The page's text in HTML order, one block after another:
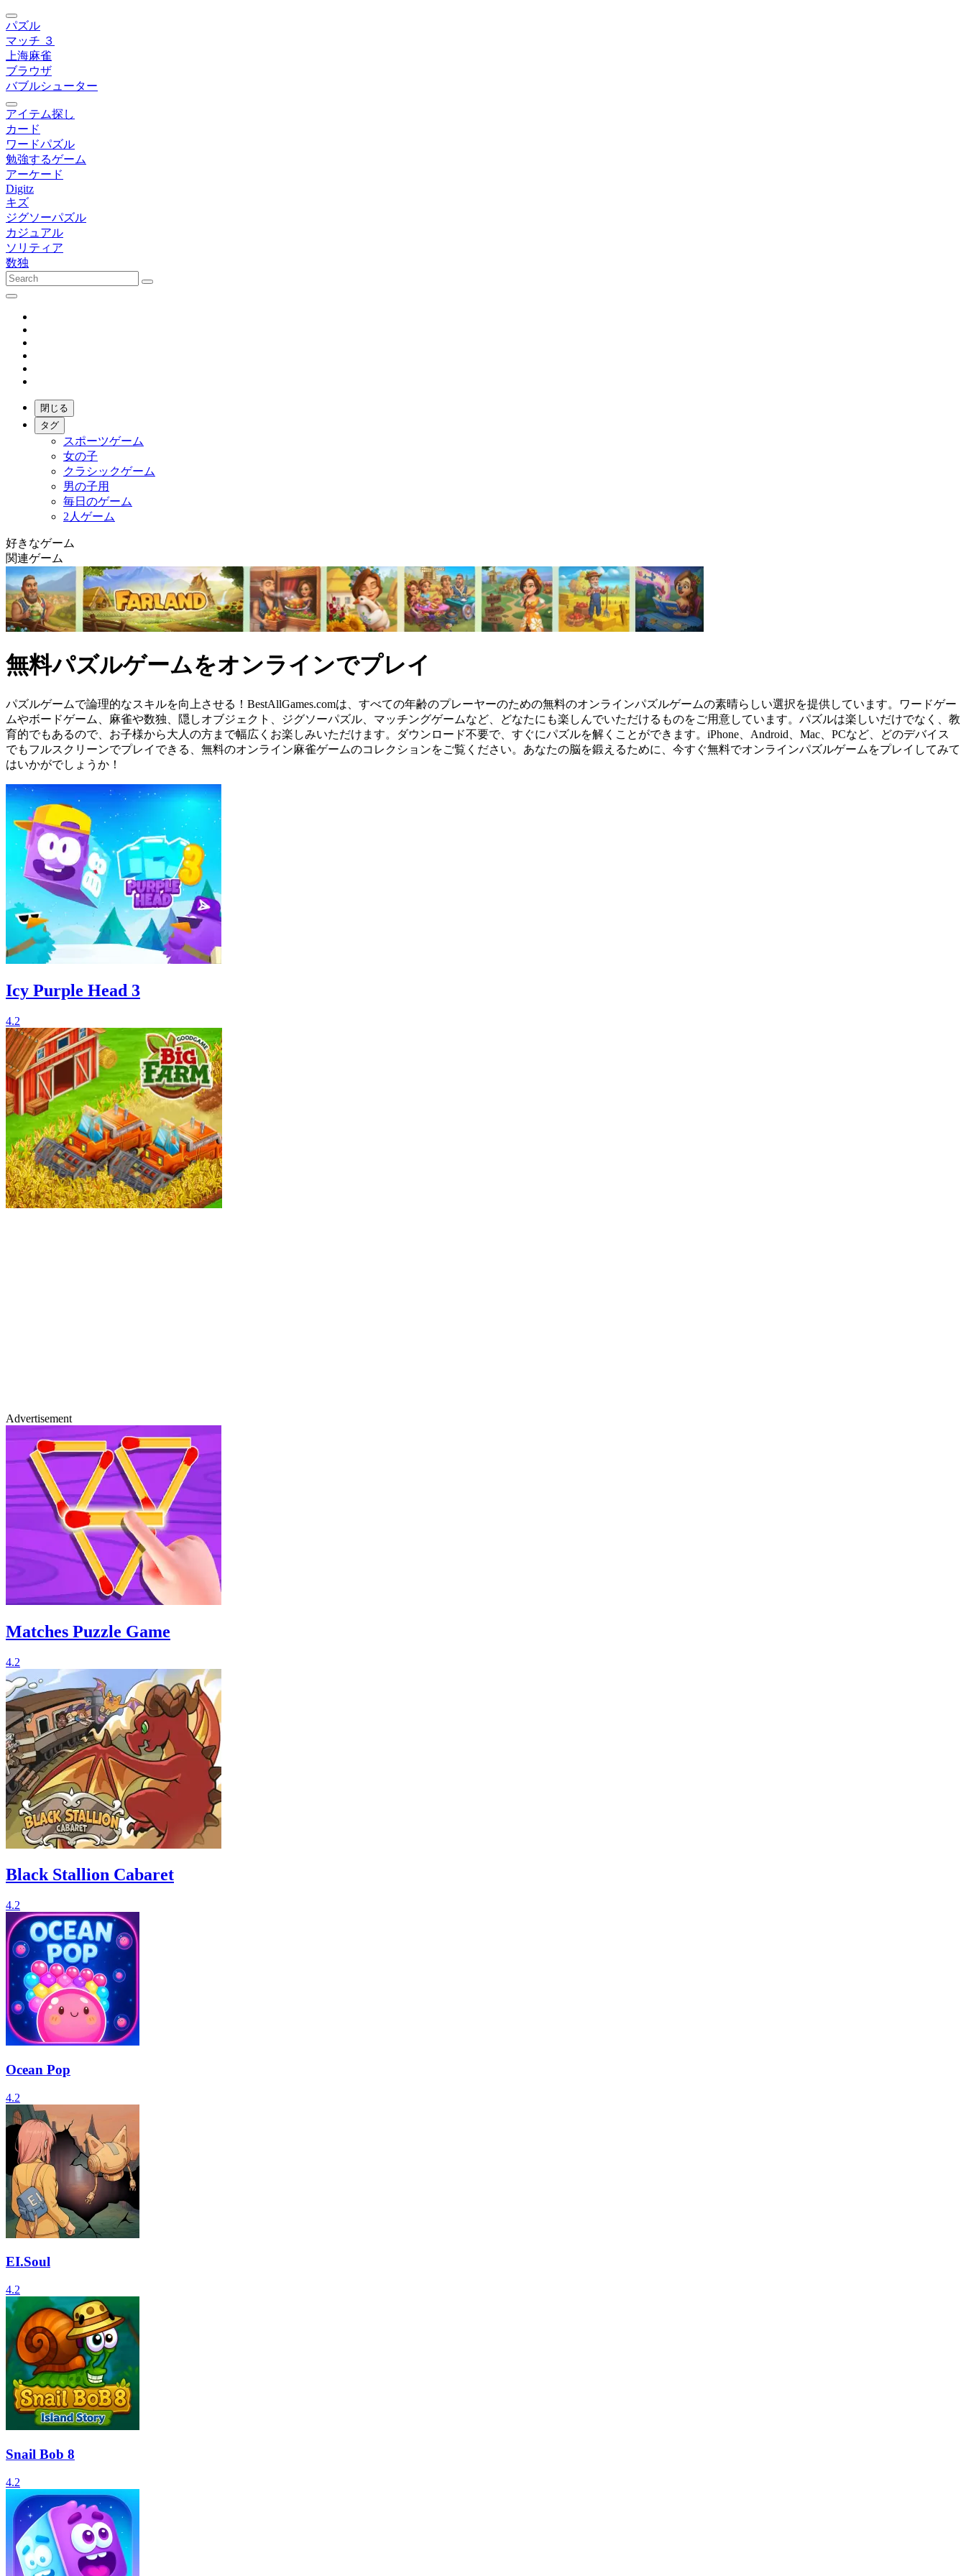
パズル
マッチ ３
上海麻雀
ブラウザ
バブルシューター
アイテム探し
カード
ワードパズル
勉強するゲーム
アーケード
Digitz
キズ
ジグソーパズル
カジュアル
ソリティア
数独
閉じる
タグ
スポーツゲーム
女の子
クラシックゲーム
男の子用
毎日のゲーム
2人ゲーム
好きなゲーム
関連ゲーム
無料パズルゲームをオンラインでプレイ
パズルゲームで論理的なスキルを向上させる！BestAllGames.comは、すべての年齢のプレーヤーのための無料のオンラインパズルゲームの素晴らしい選択を提供しています。ワードゲー
ムやボードゲーム、麻雀や数独、隠しオブジェクト、ジグソーパズル、マッチングゲームなど、どなたにも楽しんでいただけるものをご用意しています。パズルは楽しいだけでなく、教
育的でもあるので、お子様から大人の方まで幅広くお楽しみいただけます。ダウンロード不要で、すぐにパズルを解くことができます。iPhone、Android、Mac、PCなど、どのデバイス
でもフルスクリーンでプレイできる、無料のオンライン麻雀ゲームのコレクションをご覧ください。あなたの脳を鍛えるために、今すぐ無料でオンラインパズルゲームをプレイしてみて
はいかがでしょうか！
Icy Purple Head 3
4.2
Advertisement
Matches Puzzle Game
4.2
Black Stallion Cabaret
4.2
Ocean Pop
4.2
EI.Soul
4.2
Snail Bob 8
4.2